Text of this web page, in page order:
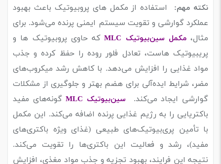
نکته مهم: استفاده از مکمل ‌های پروبیوتیک باعث بهبود
عملکرد گوارشی و تقویت سیستم ایمنی پرنده می‌شود. برای
مثال، مکمل سین‌بیوتیک MLC
که حاوی پروبیوتیک ها و
پریبیوتیک هاست، تعادل فلور روده را حفظ کرده و جذب
مواد غذایی را افزایش می‌دهد. با کاهش رشد میکروب‌های
مضر، شرایط ایده‌آلی برای هضم بهتر و جلوگیری از مشکلات
گوارشی ایجاد می‌کند.
سین‌بیوتیک MLC
گونه‌های مفید
باکتریایی را به رژیم غذایی پرنده اضافه می‌کند. این مکمل
با تأمین پری‌بیوتیک‌های طبیعی (غذای ویژه باکتری‌های
مفید)، رشد و فعالیت این باکتری‌ها را تقویت می‌کند.
نتیجه این فرایند، بهبود تجزیه و جذب مواد مغذی، افزایش